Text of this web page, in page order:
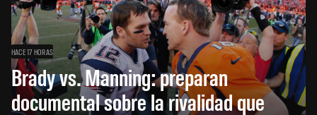
HACE 17 HORAS
Brady vs. Manning: preparan
documental sobre la rivalidad que